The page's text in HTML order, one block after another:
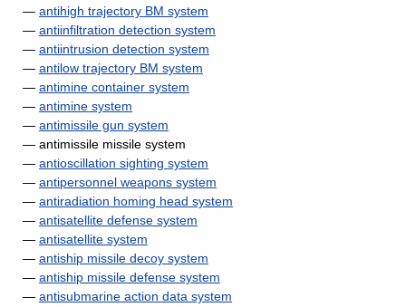
— antihigh trajectory BM system
— antiinfiltration detection system
— antiintrusion detection system
— antilow trajectory BM system
— antimine container system
— antimine system
— antimissile gun system
— antimissile missile system
— antioscillation sighting system
— antipersonnel weapons system
— antiradiation homing head system
— antisatellite defense system
— antisatellite system
— antiship missile decoy system
— antiship missile defense system
— antisubmarine action data system